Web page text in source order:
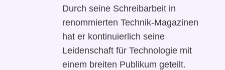
Durch seine Schreibarbeit in
renommierten Technik-Magazinen
hat er kontinuierlich seine
Leidenschaft für Technologie mit
einem breiten Publikum geteilt.